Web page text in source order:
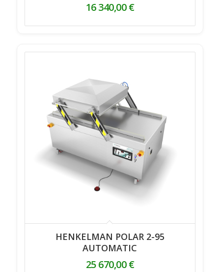
16 340,00€
HENKELMAN POLAR 2-95
AUTOMATIC
25 670,00€